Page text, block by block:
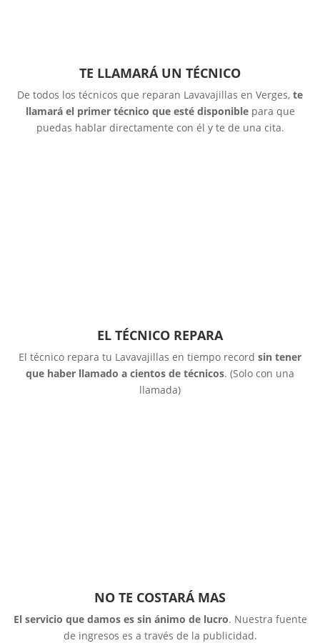
TE LLAMARÁ UN TÉCNICO
De todos los técnicos que reparan Lavavajillas en Verges, te
llamará el primer técnico que esté disponiblepara que
puedas hablar directamente con él y te de una cita.
EL TÉCNICO REPARA
El técnico repara tu Lavavajillas en tiempo record sin tener
que haber llamado a cientos de técnicos. (Solo con una
llamada)
NO TE COSTARÁ MAS
El servicio que damos es sin ánimo de lucro. Nuestra fuente
de ingresos es a través de la publicidad.